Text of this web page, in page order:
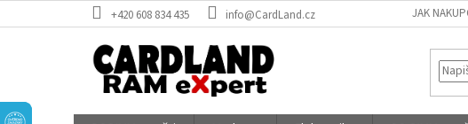
na
+420 608 834 435 info@CardLand.cz JAK